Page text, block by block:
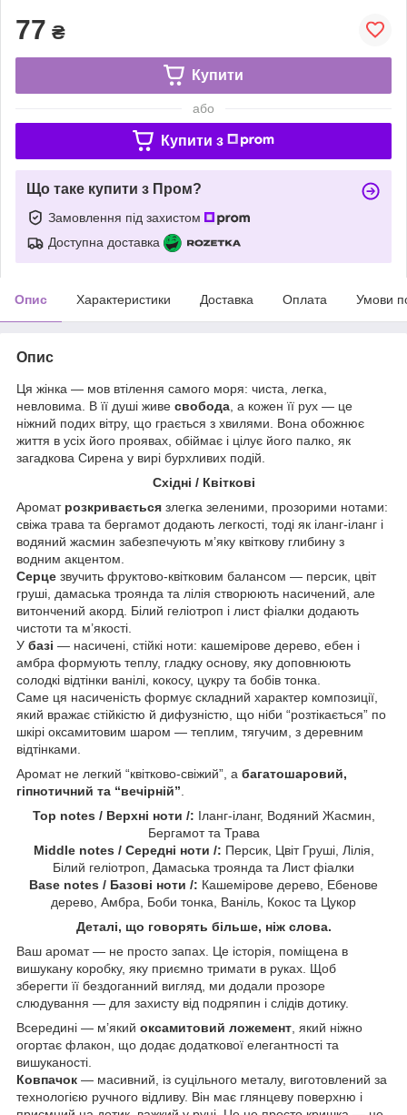
77 ₴
Купити
або
Купити з
Що таке купити з Пром?
Замовлення під захистом
Доступна доставка
Опис Характеристики Доставка Оплата Умови
Опис
Ця жінка — мов втілення самого моря: чиста, легка,
невловима. В її душі живе свобода , а кожен її рух — це
ніжний подих вітру, що грається з хвилями. Вона обожнює
життя в усіх його проявах, обіймає і цілує його палко, як
загадкова Сирена у вирі бурхливих подій.
Східні / Квіткові
Аромат розкривається злегка зеленими, прозорими нотами:
свіжа трава та бергамот додають легкості, тоді як іланг-іланг і
водяний жасмин забезпечують м’яку квіткову глибину з
водним акцентом.
Серце звучить фруктово-квітковим балансом — персик, цвіт
груші, дамаська троянда та лілія створюють насичений, але
витончений акорд. Білий геліотроп і лист фіалки додають
чистоти та м’якості.
У базі — насичені, стійкі ноти: кашемірове дерево, ебен і
амбра формують теплу, гладку основу, яку доповнюють
солодкі відтінки ванілі, кокосу, цукру та бобів тонка.
Саме ця насиченість формує складний характер композиції,
який вражає стійкістю й дифузністю, що ніби “розтікається” по
шкірі оксамитовим шаром — теплим, тягучим, з деревним
відтінками.
Аромат не легкий “квітково-свіжий”, а багатошаровий,
гіпнотичний та “вечірній”
Top notes / Верхні ноти /: Іланг-іланг, Водяний Жасмин,
Бергамот та Трава
Middle notes / Середні ноти /: Персик, Цвіт Груші, Лілія,
Білий геліотроп, Дамаська троянда та Лист фіалки
Base notes / Базові ноти /: Кашемірове дерево, Ебенове
дерево, Амбра, Боби тонка, Ваніль, Кокос та Цукор
Деталі, що говорять більше, ніж слова.
Ваш аромат — не просто запах. Це історія, поміщена в
вишукану коробку, яку приємно тримати в руках. Щоб
зберегти її бездоганний вигляд, ми додали прозоре
слюдування — для захисту від подряпин і слідів дотику.
Всередині — м’який оксамитовий ложемент , який ніжно
огортає флакон, що додає додаткової елегантності та
вишуканості.
Ковпачок — масивний, із суцільного металу, виготовлений за
технологією ручного відливу. Він має глянцеву поверхню і